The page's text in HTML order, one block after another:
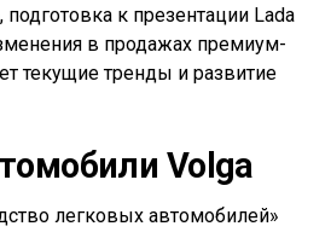
к презентации Lada
в продажах премиум-
текущие тренды и развитие
Volga
легковых автомобилей»